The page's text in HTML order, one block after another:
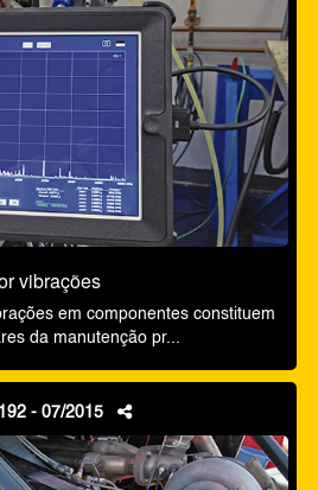
vibrações
em componentes constituem
da manutenção pr...
- 07/2015